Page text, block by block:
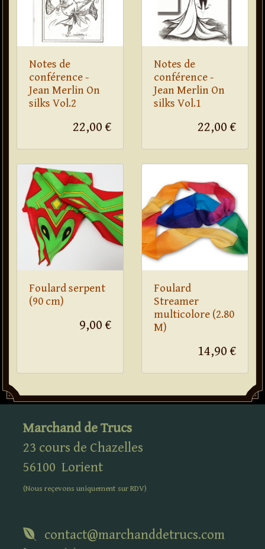
Notes de
conférence -
Jean Merlin On
silks Vol.2
22,00 €
Notes de
conférence -
Jean Merlin On
silks Vol.1
22,00 €
Foulard serpent
(90 cm)
9,00 €
Foulard
Streamer
multicolore (2.80
M)
14,90 €
Marchand de Trucs
23 cours de Chazelles
56100 Lorient
(Nous reçevons uniquement surRDV)
contact@marchanddetrucs.com